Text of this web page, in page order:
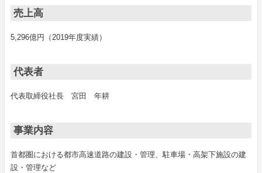
売上高
5,296億円（2019年度実績）
代表者
代表取締役社長 宮田 年耕
事業内容
首都圏における都市高速道路の建設・管理、駐車場・高架下施設の建
設・管理など